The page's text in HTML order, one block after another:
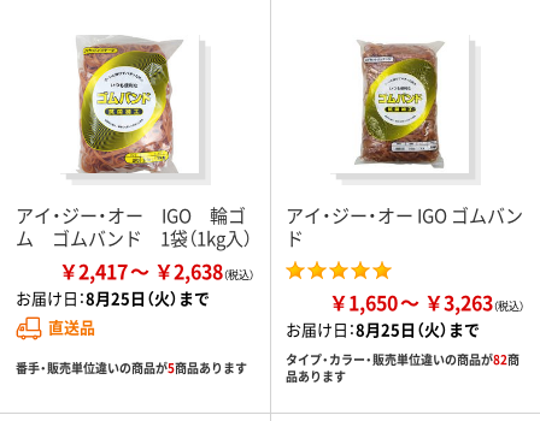
アイ・ジー・オー IGO 輪ゴ
ム ゴムバンド 1袋（1kg入）
￥2,417 ￥2,638
お届け日：8月25日（火）まで
直送品
番手・販売単位違いの商品が5商品あります
アイ・ジー・オー IGO ゴムバン
ド
￥1,650 ￥3,263
お届け日：8月25日（火）まで
タイプ・カラー・販売単位違いの商品が82商
品あります